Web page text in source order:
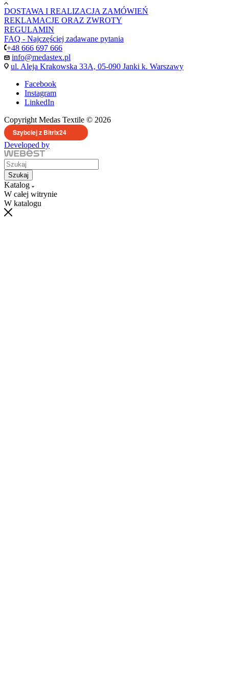
DOSTAWA I REALIZACJA ZAMÓWIEŃ
REKLAMACJE ORAZ ZWROTY
REGULAMIN
FAQ - Najczęściej zadawane pytania
+48 666 697 666
info@medastex.pl
ul. Aleja Krakowska 33A, 05-090 Janki k. Warszawy
Facebook
Instagram
LinkedIn
Copyright Medas Textile © 2026
Szybciej z Bitrix24
Developed by
Szukaj
Katalog
W całej witrynie
W katalogu